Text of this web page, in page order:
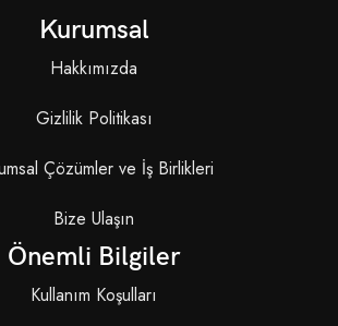
Kurumsal
Hakkımızda
Gizlilik Politikası
Çözümler ve İş Birlikleri
Bize Ulaşın
Önemli Bilgiler
Kullanım Koşulları